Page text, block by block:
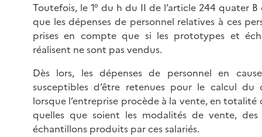
Toutefois, le 1° du h du II de l’article 244 quater
que les dépenses de personnel relatives à ces
prises en compte que si les prototypes et
réalisent ne sont pas vendus.
Dès lors, les dépenses de personnel en
susceptibles d’être retenues pour le calcul du
lorsque l’entreprise procède à la vente, en
quelles que soient les modalités de vente,
échantillons produits par ces salariés.